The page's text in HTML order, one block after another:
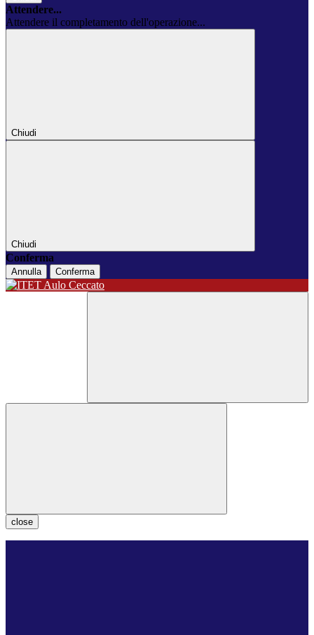
Attendere...
Attendere il completamento dell'operazione...
Chiudi
Chiudi
Conferma
Annulla Conferma
close